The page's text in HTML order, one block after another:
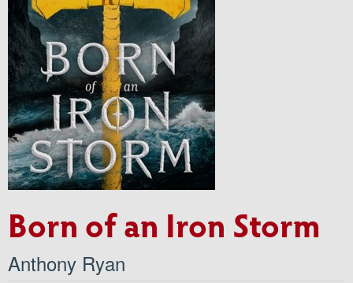
Born of an Iron Storm
Anthony Ryan